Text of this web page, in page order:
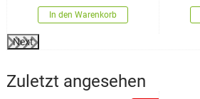
In den Warenkorb
Next
Zuletzt angesehen